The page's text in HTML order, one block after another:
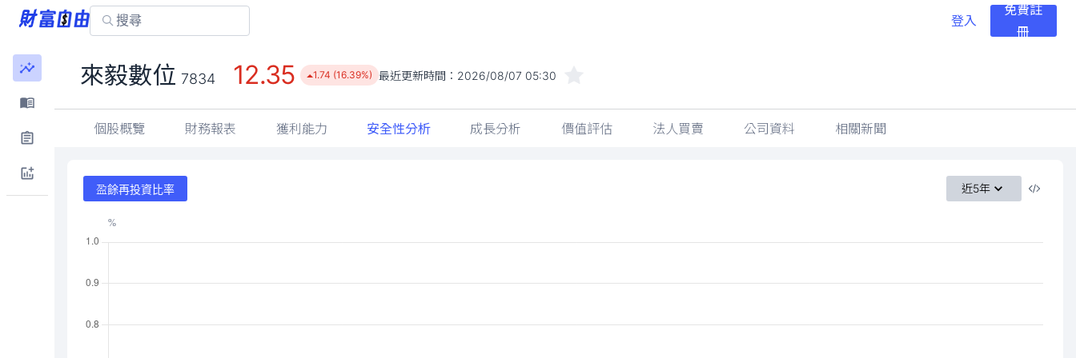
登入
免費註
冊
來毅數位 7834 12.35 1.74 (16.39%) 最近更新時間： 2026/08/07 05:30
個股概覽 財務報表 獲利能力 安全性分析 成長分析 價值評估 法人買賣 公司資料 相關新聞
盈餘再投資比率 近5年